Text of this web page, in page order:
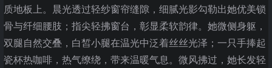
质地板上。晨光透过轻纱窗帘缝隙，细腻光影勾勒出她优美锁
骨与纤细腰肢；指尖轻拂窗台，彰显柔软韵律。她微侧身躯，
双腿自然交叠，白皙小腿在温光中泛着丝丝光泽；一只手捧起
瓷杯热咖啡，热气缭绕，带来温暖气息。微风拂过，她长发轻